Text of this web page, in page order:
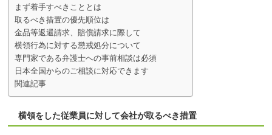
まず着手すべきこととは
取るべき措置の優先順位は
金品等返還請求、賠償請求に際して
横領行為に対する懲戒処分について
専門家である弁護士への事前相談は必須
日本全国からのご相談に対応できます
関連記事
横領をした従業員に対して会社が取るべき措置